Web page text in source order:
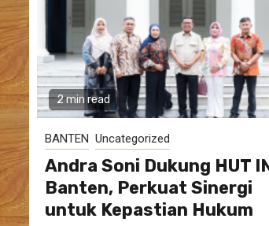
2 min read
BANTEN Uncategorized
Andra Soni Dukung HUT
Banten, Perkuat Sinergi
untuk Kepastian Hukum